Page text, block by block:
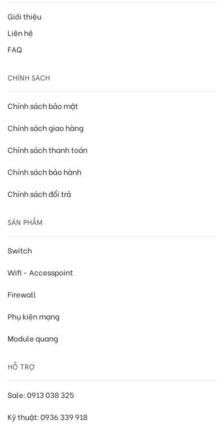
Giới thiệu
Liên hệ
FAQ
CHÍNH SÁCH
Chính sách bảo mật
Chính sách giao hàng
Chính sách thanh toán
Chính sách bảo hành
Chính sách đổi trả
SẢN PHẨM
Switch
Wifi - Accesspoint
Firewall
Phụ kiện mạng
Module quang
HỖ TRỢ
Sale: 0913 038 325
Kỹ thuật: 0936 339 918